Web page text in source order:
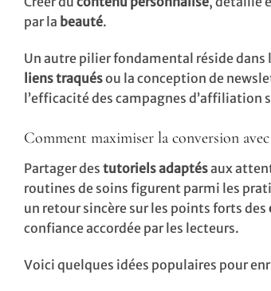
par la beauté.
Un autre pilier fondamental réside
liens traquésou la conception de
l’efficacité des campagnes d’affiliation
Comment maximiser la conversion
Partager des tutoriels adaptésaux
routines de soins figurent parmi les
un retour sincère sur les points forts des
confiance accordée par les lecteurs.
Voici quelques idées populaires pour